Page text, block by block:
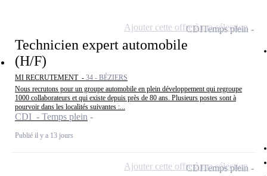
Technicien expert automobile
(H/F)
MI RECRUTEMENT - 34 - BÉZIERS
Nous recrutons pour un groupe automobile en plein développement qui regroupe
1000 collaborateurs et qui existe depuis près de 80 ans. Plusieurs postes sont à
pourvoir dans les localités suivantes :...
CDI - Temps plein
Publié il y a 13 jours
CDITemps plein
Ajouter cette offre à ma sélection
CDITemps plein
Ajouter cette offre à ma sélection